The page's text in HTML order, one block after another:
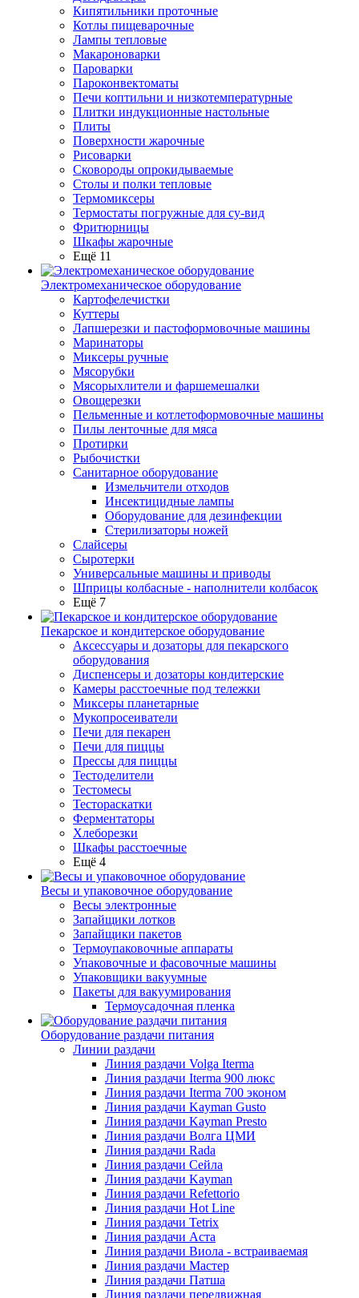
Кипятильники проточные
Котлы пищеварочные
Лампы тепловые
Макароноварки
Пароварки
Пароконвектоматы
Печи коптильни и низкотемпературные
Плитки индукционные настольные
Плиты
Поверхности жарочные
Рисоварки
Сковороды опрокидываемые
Столы и полки тепловые
Термомиксеры
Термостаты погружные для су-вид
Фритюрницы
Шкафы жарочные
Ещё 11
Электромеханическое оборудование
Картофелечистки
Куттеры
Лапшерезки и пастоформовочные машины
Маринаторы
Миксеры ручные
Мясорубки
Мясорыхлители и фаршемешалки
Овощерезки
Пельменные и котлетоформовочные машины
Пилы ленточные для мяса
Протирки
Рыбочистки
Санитарное оборудование
Измельчители отходов
Инсектицидные лампы
Оборудование для дезинфекции
Стерилизаторы ножей
Слайсеры
Сыротерки
Универсальные машины и приводы
Шприцы колбасные - наполнители колбасок
Ещё 7
Пекарское и кондитерское оборудование
Аксессуары и дозаторы для пекарского
оборудования
Диспенсеры и дозаторы кондитерские
Камеры расстоечные под тележки
Миксеры планетарные
Мукопросеиватели
Печи для пекарен
Печи для пиццы
Прессы для пиццы
Тестоделители
Тестомесы
Тестораскатки
Ферментаторы
Хлеборезки
Шкафы расстоечные
Ещё 4
Весы и упаковочное оборудование
Весы электронные
Запайщики лотков
Запайщики пакетов
Термоупаковочные аппараты
Упаковочные и фасовочные машины
Упаковщики вакуумные
Пакеты для вакуумирования
Термоусадочная пленка
Оборудование раздачи питания
Линии раздачи
Линия раздачи Volga Iterma
Линия раздачи Iterma 900 люкс
Линия раздачи Iterma 700 эконом
Линия раздачи Kayman Gusto
Линия раздачи Kayman Presto
Линия раздачи Волга ЦМИ
Линия раздачи Rada
Линия раздачи Сейла
Линия раздачи Kayman
Линия раздачи Refettorio
Линия раздачи Hot Line
Линия раздачи Tetrix
Линия раздачи Аста
Линия раздачи Виола - встраиваемая
Линия раздачи Мастер
Линия раздачи Патша
Линия раздачи передвижная